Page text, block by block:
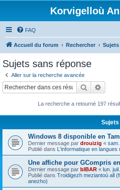
Korvigelloù An
FAQ
Accueil du forum Rechercher
Sujets sans réponse
Aller sur la recherche avancée
Rechercher
La recherche a retourné 197
Sujets
Windows 8 disponible en
Dernier message par drouizig «
Publié dans L'informatique en langues
Une affiche pour GCompris
Dernier message par bIBAR « lun.
Publié dans Troidigezh meziantoù all
anezho)